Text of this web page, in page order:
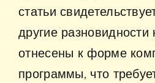
статьи
другие разновидности
отнесены к форме
программы, что